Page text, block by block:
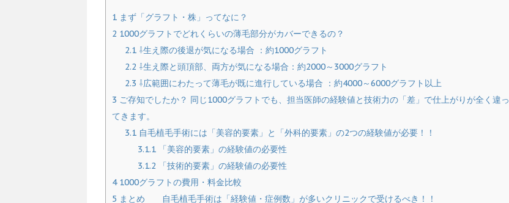
1 まず「グラフト・株」ってなに？
2 1000グラフトでどれくらいの薄毛部分がカバーできるの？
2.1 ⇩生え際の後退が気になる場合 ：約1000グラフト
2.2 ⇩生え際と頭頂部、両方が気になる場合：約2000～3000グラフト
2.3 ⇩広範囲にわたって薄毛が既に進行している場合 ：約4000～6000グラフト以上
3 ご存知でしたか？ 同じ1000グラフトでも、担当医師の経験値と技術力の「差」で仕上がりが全く違っ
てきます。
3.1 自毛植毛手術には「美容的要素」と「外科的要素」の2つの経験値が必要！！
3.1.1 「美容的要素」の経験値の必要性
3.1.2 「技術的要素」の経験値の必要性
41000グラフトの費用・料金比較
5 まとめ 自毛植毛手術は「経験値・症例数」が多いクリニックで受けるべき！！